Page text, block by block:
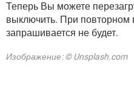
Теперь Вы можете
выключить. При
запрашивается не будет.
Изображение: © Unsplash.com